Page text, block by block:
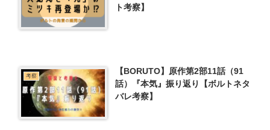
ト考察】
考察
【BORUTO】原作第2部11話（91
話）『本気』振り返り【ボルトネタ
バレ考察】